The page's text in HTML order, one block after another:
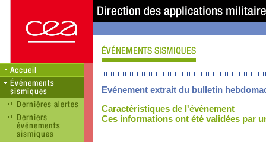
Evénement extrait du bulletin
Caractéristiques de l'événement
Ces informations ont été validées par